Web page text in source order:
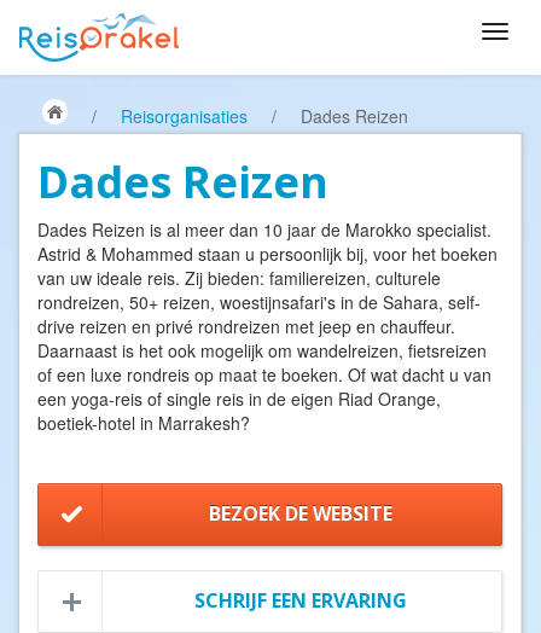
/ Reisorganisaties / Dades Reizen
Dades Reizen
Dades Reizen is al meer dan 10 jaar de Marokko specialist.
Astrid & Mohammed staan u persoonlijk bij, voor het boeken
van uw ideale reis. Zij bieden: familiereizen, culturele
rondreizen, 50+ reizen, woestijnsafari's in de Sahara, self-
drive reizen en privé rondreizen met jeep en chauffeur.
Daarnaast is het ook mogelijk om wandelreizen, fietsreizen
of een luxe rondreis op maat te boeken. Of wat dacht u van
een yoga-reis of single reis in de eigen Riad Orange,
boetiek-hotel in Marrakesh?
BEZOEK DE WEBSITE
SCHRIJF EEN ERVARING